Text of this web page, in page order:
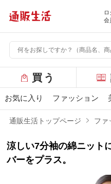
ロ
会
ー
バ
ュ
ー
買う
お気に入り ファッション
通販生活トップページ ファ
涼しい7分袖の綿ニット
バーをプラス。